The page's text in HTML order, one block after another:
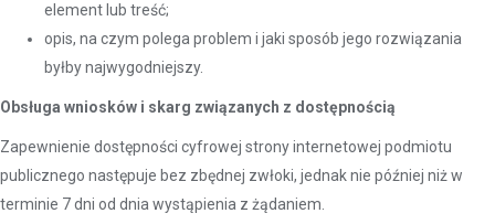
element lub treść;
opis, na czym polega problem i jaki sposób jego rozwiązania
byłby najwygodniejszy.
Obsługa wniosków i skarg związanych z dostępnością
Zapewnienie dostępności cyfrowej strony internetowej podmiotu
publicznego następuje bez zbędnej zwłoki, jednak nie później niż w
terminie 7 dni od dnia wystąpienia z żądaniem.